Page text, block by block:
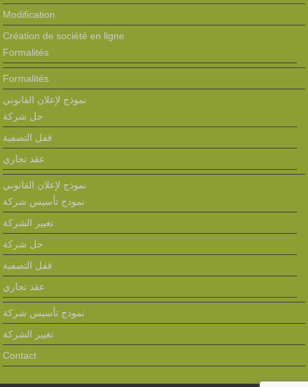
Modification
Création de société en ligne
Formalités
Formalités
نموذج لإعلان القانوني
حل شركة
قفل التصفية
عقد تجاري
نموذج لإعلان القانوني
نمودج تأسيس شركة
تغيير الشركة
حل شركة
قفل التصفية
عقد تجاري
نمودج تأسيس شركة
تغيير الشركة
Contact